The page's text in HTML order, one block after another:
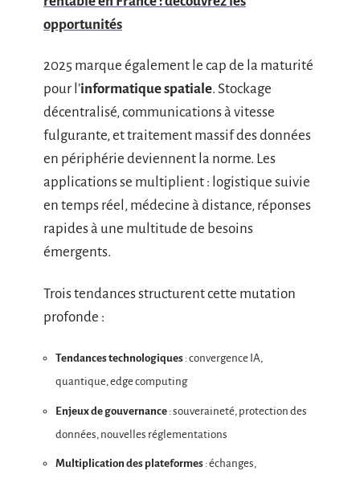
opportunités
2025 marque également le cap de la maturité
pour l’informatique spatiale. Stockage
décentralisé, communications à vitesse
fulgurante, et traitement massif des données
en périphérie deviennent la norme. Les
applications se multiplient : logistique suivie
en temps réel, médecine à distance, réponses
rapides à une multitude de besoins
émergents.
Trois tendances structurent cette mutation
profonde :
Tendances technologiques : convergence IA,
quantique, edge computing
Enjeux de gouvernance : souveraineté, protection des
données, nouvelles réglementations
Multiplication des plateformes : échanges,